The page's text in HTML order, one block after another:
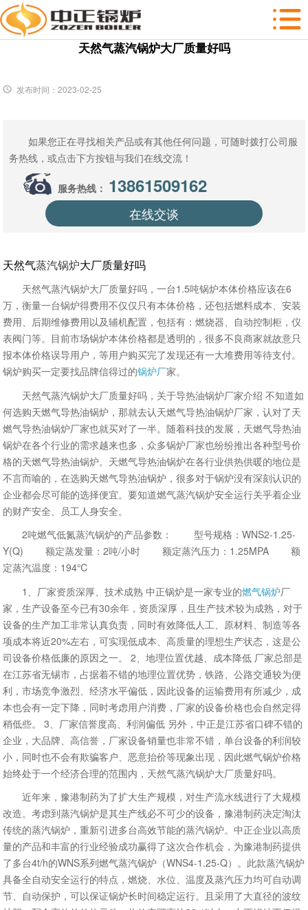
天然气蒸汽锅炉大厂质量好吗
发布时间：2023-02-25
如果您正在寻找相关产品或有其他任何问题，可随时拨打公司服
务热线，或点击下方按钮与我们在线交流！
服务热线： 13861509162
在线交谈
天然气蒸汽锅炉大厂质量好吗
天然气蒸汽锅炉大厂质量好吗，一台1.5吨锅炉本体价格应该在6
万，衡量一台锅炉得费用不仅仅只有本体价格，还包括燃料成本、安装
费用、后期维修费用以及辅机配置，包括有：燃烧器、自动控制柜，仪
表阀门等。目前市场锅炉本体价格都是透明的，很多不良商家就故意只
报本体价格误导用户，等用户购买完了发现还有一大堆费用等待支付。
锅炉购买一定要找品牌信得过的锅炉厂家。
天然气蒸汽锅炉大厂质量好吗，关于导热油锅炉厂家介绍 不知道如
何选购天燃气导热油锅炉，那就去认天燃气导热油锅炉厂家，认对了天
燃气导热油锅炉厂家也就买对了一半。随着科技的发展，天燃气导热油
锅炉在各个行业的需求越来也多，众多锅炉厂家也纷纷推出各种型号价
格的天燃气导热油锅炉。天燃气导热油锅炉在各行业供热供暖的地位是
不言而喻的，在选购天燃气导热油锅炉，很多对于锅炉没有深刻认识的
企业都会尽可能的选择便宜。要知道燃气蒸汽锅炉安全运行关乎着企业
的财产安全、员工人身安全。
2吨燃气低氮蒸汽锅炉的产品参数： 型号规格：WNS2-1.25-
Y(Q) 额定蒸发量：2吨/小时 额定蒸汽压力：1.25MPA 额
定蒸汽温度：194℃
1、厂家资质深厚、技术成熟 中正锅炉是一家专业的燃气锅炉厂
家，生产设备至今已有30余年，资质深厚，且生产技术较为成熟，对于
设备的生产加工非常认真负责，同时有效降低人工、原材料、制造等各
项成本将近20%左右，可实现低成本、高质量的理想生产状态，这是公
司设备价格低廉的原因之一。 2、地理位置优越、成本降低 厂家总部是
在江苏省无锡市，占据着不错的地理位置优势，铁路、公路交通较为便
利，市场竞争激烈、经济水平偏低，因此设备的运输费用有所减少，成
本也会有一定下降，同时考虑用户消费，厂家的设备价格也会自然定得
稍低些。 3、厂家信誉度高、利润偏低 另外，中正是江苏省口碑不错的
企业，大品牌、高信誉，厂家设备销量也非常不错，单台设备的利润较
小，同时也不会有欺骗客户、恶意抬价等现象出现，因此燃气锅炉价格
始终处于一个经济合理的范围内，天然气蒸汽锅炉大厂质量好吗。
近年来，豫港制药为了扩大生产规模，对生产流水线进行了大规模
改造。考虑到蒸汽锅炉是其生产线必不可少的设备，豫港制药决定淘汰
传统的蒸汽锅炉，重新引进多台高效节能的蒸汽锅炉。中正企业以高质
量的产品和丰富的行业经验成功赢得了这次合作机会，为豫港制药提供
了多台4t/h的WNS系列燃气蒸汽锅炉（WNS4-1.25-Q）。此款蒸汽锅炉
具备全自动安全运行的特点，燃烧、水位、温度及蒸汽压力均可自动调
节、自动保护，可以保证锅炉长时间稳定运行。且采用了大直径的波纹